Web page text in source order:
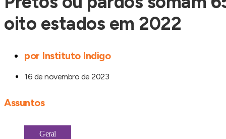
oito estados em 2022
por Instituto Indigo
16 de novembro de 2023
Assuntos
Geral